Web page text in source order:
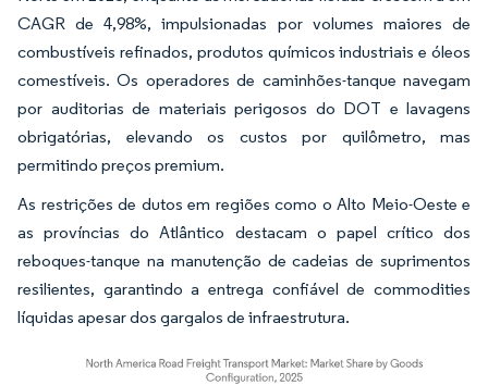
CAGR de 4,98%, impulsionadas por volumes maiores de
combustíveis refinados, produtos químicos industriais e óleos
comestíveis. Os operadores de caminhões-tanque navegam
por auditorias de materiais perigosos do DOT e lavagens
obrigatórias, elevando os custos por quilômetro, mas
permitindo preços premium.
As restrições de dutos em regiões como o Alto Meio-Oeste e
as províncias do Atlântico destacam o papel crítico dos
reboques-tanque na manutenção de cadeias de suprimentos
resilientes, garantindo a entrega confiável de commodities
líquidas apesar dos gargalos de infraestrutura.